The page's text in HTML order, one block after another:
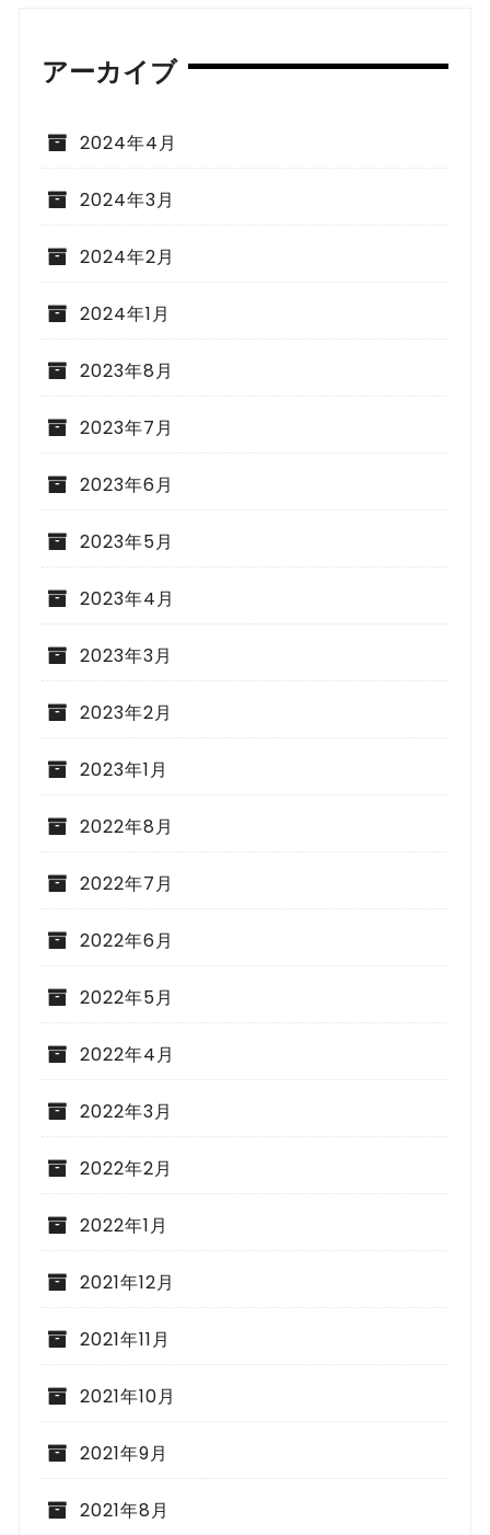
アーカイブ
2024年4月
2024年3月
2024年2月
2024年1月
2023年8月
2023年7月
2023年6月
2023年5月
2023年4月
2023年3月
2023年2月
2023年1月
2022年8月
2022年7月
2022年6月
2022年5月
2022年4月
2022年3月
2022年2月
2022年1月
2021年12月
2021年11月
2021年10月
2021年9月
2021年8月